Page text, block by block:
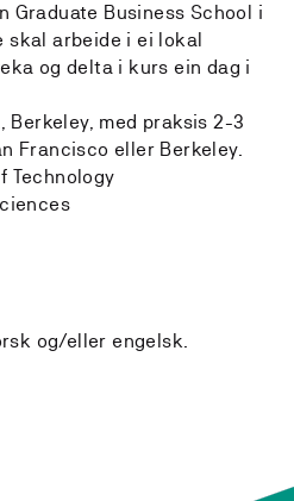
Graduate Business School i
skal arbeide i ei lokal
og delta i kurs ein dag i
Berkeley, med praksis 2-3
Francisco eller Berkeley.
Technology
og/eller engelsk.